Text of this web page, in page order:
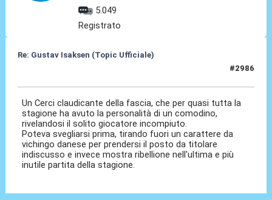
5.049
Registrato
Re: Gustav Isaksen (Topic Ufficiale)
#2986
Un Cerci claudicante della fascia, che per quasi tutta la
stagione ha avuto la personalità di un comodino,
rivelandosi il solito giocatore incompiuto.
Poteva svegliarsi prima, tirando fuori un carattere da
vichingo danese per prendersi il posto da titolare
indiscusso e invece mostra ribellione nell'ultima e più
inutile partita della stagione.